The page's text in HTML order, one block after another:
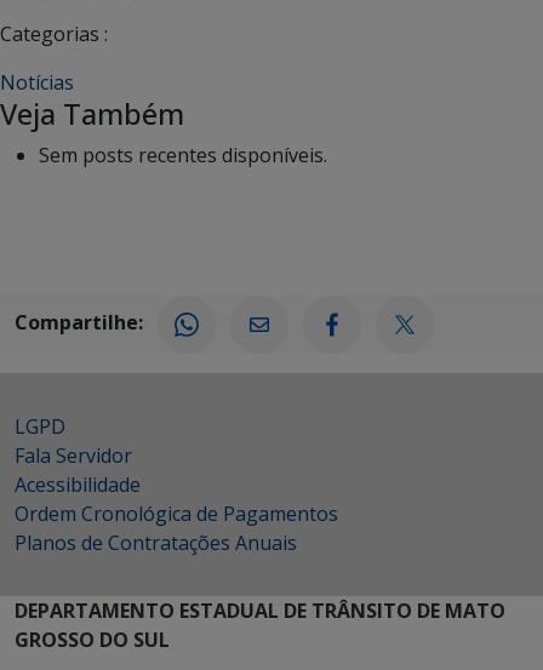
Categorias :
Notícias
Veja Também
Sem posts recentes disponíveis.
Compartilhe:
LGPD
Fala Servidor
Acessibilidade
Ordem Cronológica de Pagamentos
Planos de Contratações Anuais
DEPARTAMENTO ESTADUAL DE TRÂNSITO DE MATO
GROSSO DO SUL